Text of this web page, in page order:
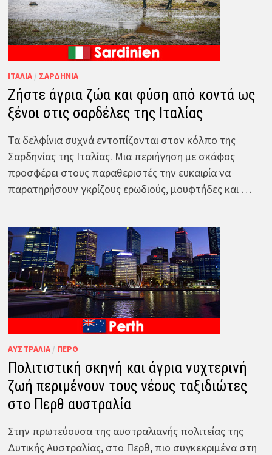
ΙΤΑΛΊΑ/ ΣΑΡΔΗΝΊΑ
Ζήστε άγρια ζώα και φύση από κοντά ως
ξένοι στις σαρδέλες της Ιταλίας
Τα δελφίνια συχνά εντοπίζονται στον κόλπο της
Σαρδηνίας της Ιταλίας. Μια περιήγηση με σκάφος
προσφέρει στους παραθεριστές την ευκαιρία να
παρατηρήσουν γκρίζους ερωδιούς, μουφτήδες και …
ΑΥΣΤΡΑΛΊΑ/ ΠΕΡΘ
Πολιτιστική σκηνή και άγρια νυχτερινή
ζωή περιμένουν τους νέους ταξιδιώτες
στο Περθ αυστραλία
Στην πρωτεύουσα της αυστραλιανής πολιτείας της
Δυτικής Αυστραλίας, στο Περθ, πιο συγκεκριμένα στη